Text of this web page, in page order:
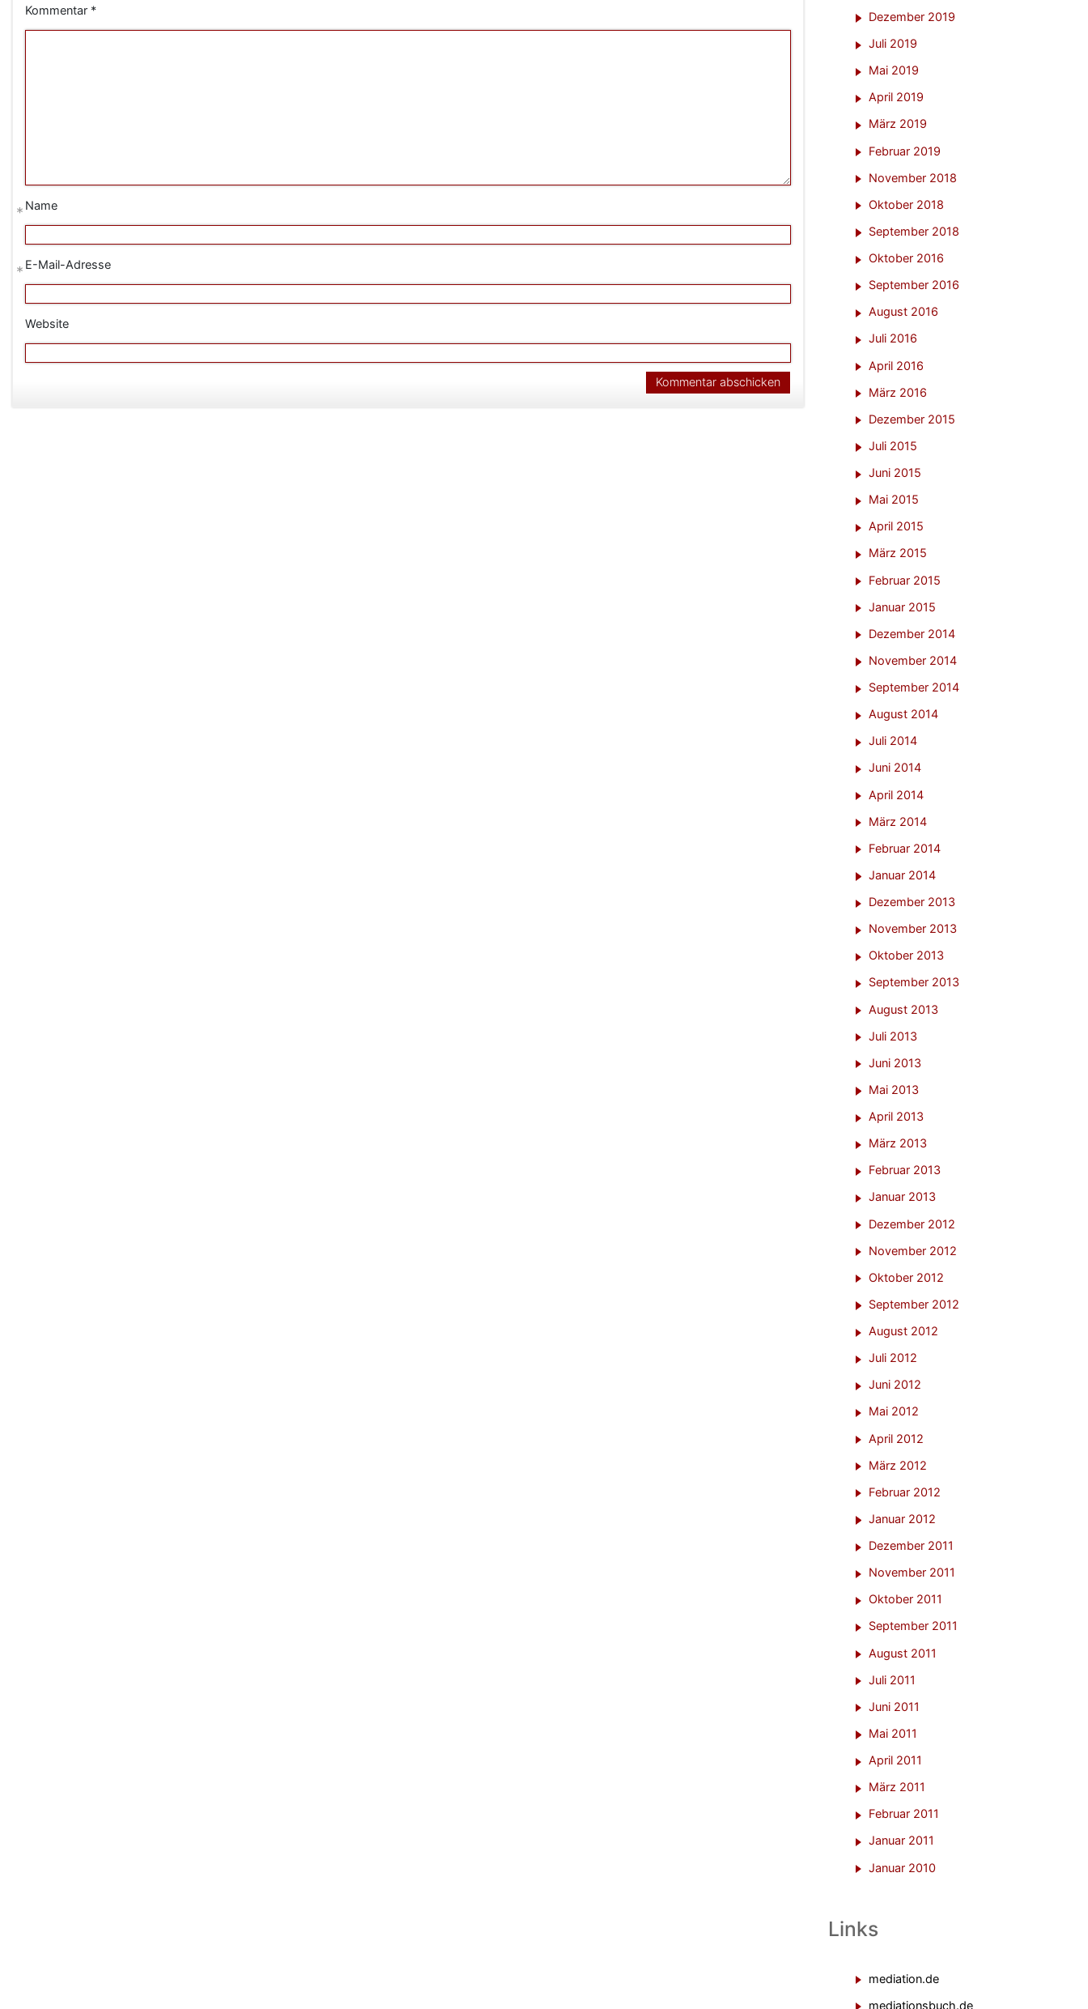
Kommentar *
Name
*
E-Mail-Adresse
*
Website
Dezember 2019
Juli 2019
Mai 2019
April 2019
März 2019
Februar 2019
November 2018
Oktober 2018
September 2018
Oktober 2016
September 2016
August 2016
Juli 2016
April 2016
März 2016
Dezember 2015
Juli 2015
Juni 2015
Mai 2015
April 2015
März 2015
Februar 2015
Januar 2015
Dezember 2014
November 2014
September 2014
August 2014
Juli 2014
Juni 2014
April 2014
März 2014
Februar 2014
Januar 2014
Dezember 2013
November 2013
Oktober 2013
September 2013
August 2013
Juli 2013
Juni 2013
Mai 2013
April 2013
März 2013
Februar 2013
Januar 2013
Dezember 2012
November 2012
Oktober 2012
September 2012
August 2012
Juli 2012
Juni 2012
Mai 2012
April 2012
März 2012
Februar 2012
Januar 2012
Dezember 2011
November 2011
Oktober 2011
September 2011
August 2011
Juli 2011
Juni 2011
Mai 2011
April 2011
März 2011
Februar 2011
Januar 2011
Januar 2010
Links
mediation.de
mediationsbuch.de